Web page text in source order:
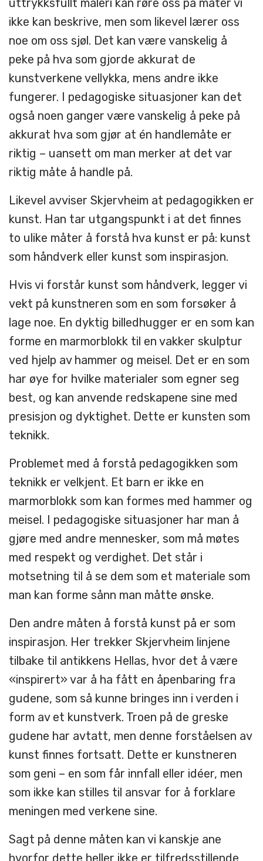
uttrykksfullt maleri kan røre oss på måter vi
ikke kan beskrive, men som likevel lærer oss
noe om oss sjøl. Det kan være vanskelig å
peke på hva som gjorde akkurat de
kunstverkene vellykka, mens andre ikke
fungerer. I pedagogiske situasjoner kan det
også noen ganger være vanskelig å peke på
akkurat hva som gjør at én handlemåte er
riktig – uansett om man merker at det var
riktig måte å handle på.
Likevel avviser Skjervheim at pedagogikken er
kunst. Han tar utgangspunkt i at det finnes
to ulike måter å forstå hva kunst er på: kunst
som håndverk eller kunst som inspirasjon.
Hvis vi forstår kunst som håndverk, legger vi
vekt på kunstneren som en som forsøker å
lage noe. En dyktig billedhugger er en som kan
forme en marmorblokk til en vakker skulptur
ved hjelp av hammer og meisel. Det er en som
har øye for hvilke materialer som egner seg
best, og kan anvende redskapene sine med
presisjon og dyktighet. Dette er kunsten som
teknikk.
Problemet med å forstå pedagogikken som
teknikk er velkjent. Et barn er ikke en
marmorblokk som kan formes med hammer og
meisel. I pedagogiske situasjoner har man å
gjøre med andre mennesker, som må møtes
med respekt og verdighet. Det står i
motsetning til å se dem som et materiale som
man kan forme sånn man måtte ønske.
Den andre måten å forstå kunst på er som
inspirasjon. Her trekker Skjervheim linjene
tilbake til antikkens Hellas, hvor det å være
«inspirert» var å ha fått en åpenbaring fra
gudene, som så kunne bringes inn i verden i
form av et kunstverk. Troen på de greske
gudene har avtatt, men denne forståelsen av
kunst finnes fortsatt. Dette er kunstneren
som geni – en som får innfall eller idéer, men
som ikke kan stilles til ansvar for å forklare
meningen med verkene sine.
Sagt på denne måten kan vi kanskje ane